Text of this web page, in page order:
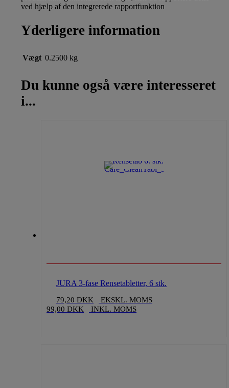
ved hjælp af den integrerede rapportfunktion
Yderligere information
Vægt 0.2500 kg
Du kunne også være interesseret
i...
JURA 3-fase Rensetabletter, 6 stk.
79,20DKK
EKSKL. MOMS
99,00DKK INKL. MOMS